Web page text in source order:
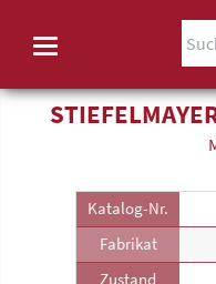
Katalog-Nr.
Fabrikat
Zustand